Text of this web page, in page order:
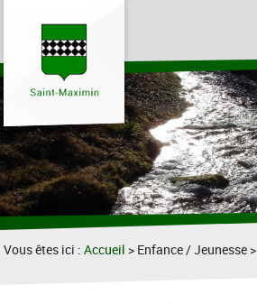
Vous êtes ici :Accueil > Enfance / Jeunesse >